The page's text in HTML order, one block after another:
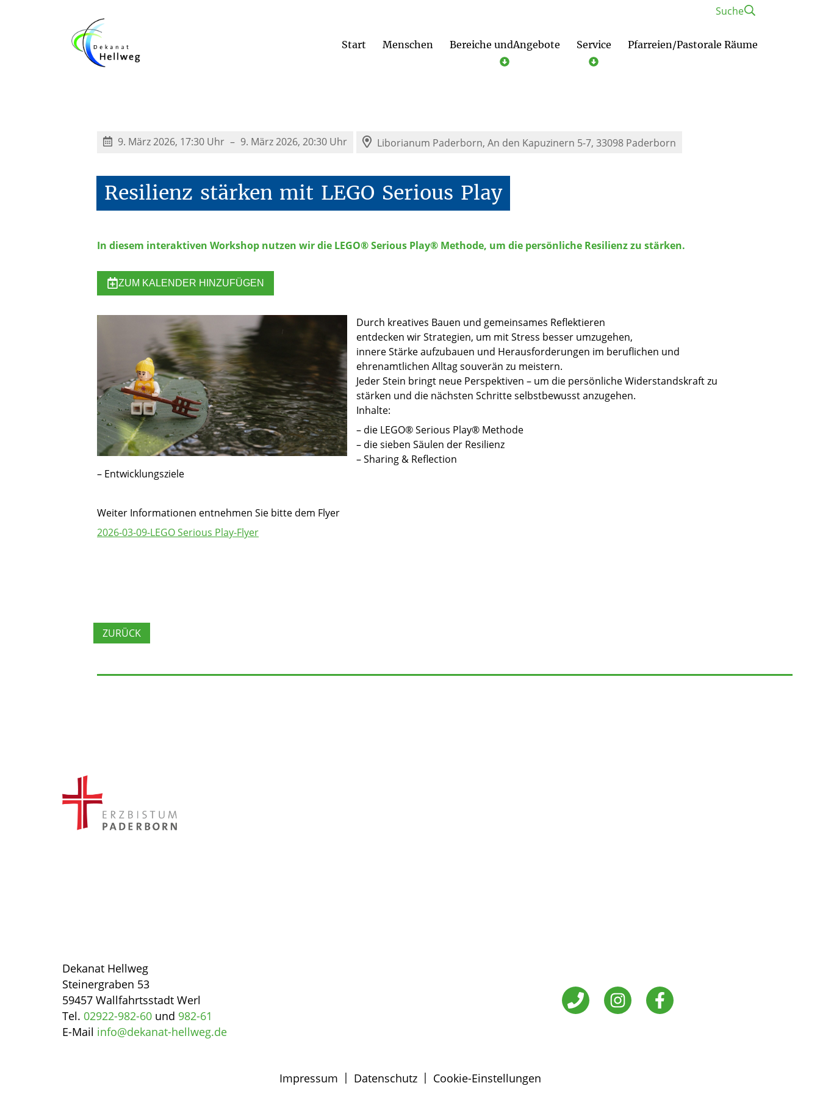
Start Menschen Bereiche undAngebote Service Pfarreien/Pastorale Räume
Suche
9. März 2026, 17:30 Uhr 9. März 2026, 20:30 Uhr Liborianum Paderborn, An den Kapuzinern 5-7, 33098 Paderborn
Resilienz stärken mit LEGO Serious Play
In diesem interaktiven Workshop nutzen wir die LEGO® Serious Play® Methode, um die persönliche Resilienz zu stärken.
ZUM KALENDER HINZUFÜGEN
Durch kreatives Bauen und gemeinsames Reflektieren
entdecken wir Strategien, um mit Stress besser umzugehen,
innere Stärke aufzubauen und Herausforderungen im beruflichen und
ehrenamtlichen Alltag souverän zu meistern.
Jeder Stein bringt neue Perspektiven – um die persönliche Widerstandskraft zu
stärken und die nächsten Schritte selbstbewusst anzugehen.
Inhalte:
– die LEGO® Serious Play® Methode
– die sieben Säulen der Resilienz
– Sharing & Reflection
– Entwicklungsziele
Weiter Informationen entnehmen Sie bitte dem Flyer
2026-03-09-LEGO Serious Play-Flyer
ZURÜCK
Dekanat Hellweg
Steinergraben 53
59457 Wallfahrtsstadt Werl
Tel. 02922-982-60 und 982-61
E-Mail info@dekanat-hellweg.de
Impressum | Datenschutz | Cookie-Einstellungen